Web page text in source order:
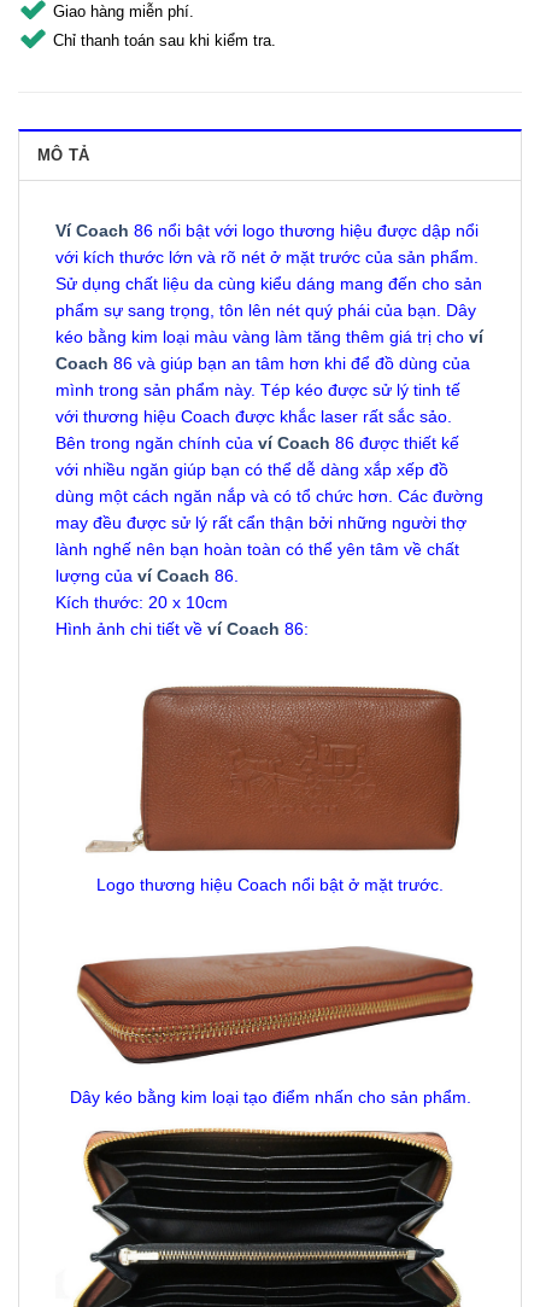
Giao hàng miễn phí.
Chỉ thanh toán sau khi kiểm tra.
MÔ TẢ
Ví Coach 86 nổi bật với logo thương hiệu được dập nổi
với kích thước lớn và rõ nét ở mặt trước của sản phẩm.
Sử dụng chất liệu da cùng kiểu dáng mang đến cho sản
phẩm sự sang trọng, tôn lên nét quý phái của bạn. Dây
kéo bằng kim loại màu vàng làm tăng thêm giá trị cho ví
Coach 86 và giúp bạn an tâm hơn khi để đồ dùng của
mình trong sản phẩm này. Tép kéo được sử lý tinh tế
với thương hiệu Coach được khắc laser rất sắc sảo.
Bên trong ngăn chính của ví Coach 86 được thiết kế
với nhiều ngăn giúp bạn có thể dễ dàng xắp xếp đồ
dùng một cách ngăn nắp và có tổ chức hơn. Các đường
may đều được sử lý rất cẩn thận bởi những người thợ
lành nghế nên bạn hoàn toàn có thể yên tâm về chất
lượng của ví Coach 86.
Kích thước: 20 x 10cm
Hình ảnh chi tiết về ví Coach 86:
Logo thương hiệu Coach nổi bật ở mặt trước.
Dây kéo bằng kim loại tạo điểm nhấn cho sản phẩm.